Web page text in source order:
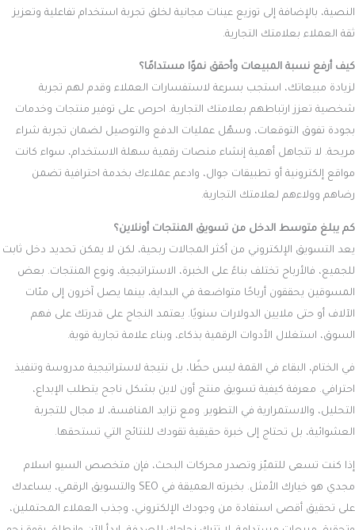
النصية، بالإضافة إلى توزيع عينات مجانية لخلق تجربة استخدام تفاعلية وتعزيز
ثقة العملاء بعلامتك التجارية.
كيف أرفع نسبة المبيعات وأحقق نموًا مستدامًا؟
لزيادة مبيعاتك، استجب بسرعة لاستفسارات العملاء وقدم لهم تجربة
شخصية تعزز ارتباطهم بعلامتك التجارية. احرص على توفير منتجات وخدمات
بجودة تفوق التوقعات، وسهّل عمليات الدفع والتوصيل لضمان تجربة شراء
مريحة. لا تتجاهل أهمية إنشاء منصات رقمية سهلة الاستخدام، سواء كانت
مواقع إلكترونية أو تطبيقات جوال، وادعم عملاءك بخدمة احترافية تضمن
رضاهم وولاءهم لعلامتك التجارية.
كم يبلغ متوسط الدخل من تسويق المنتجات أونلاين؟
يعد التسويق الإلكتروني من أكثر المجالات ربحية، لكن لا يمكن تحديد دخل ثابت
للجميع، فالأرباح تختلف بناءً على الخبرة، الاستراتيجية، ونوع المنتجات. بعض
المسوقين يحققون أرباحًا متواضعة في البداية، بينما يصل آخرون إلى مئات
الآلاف أو حتى ملايين الدولارات سنويًا. يعتمد النجاح على قدرتك على فهم
السوق، استغلال الأدوات الرقمية بذكاء، وبناء علامة تجارية قوية.
في الختام، البقاء في القمة ليس حظًا، بل نتيجة لاستراتيجية مدروسة وتنفيذ
احترافي. معرفة كيفية تسويق منتج أون لاين بشكل ناجح يتطلب الإبداع،
التحليل، والاستمرارية في التطوير. ومع تزايد المنافسة، لا مجال للتجربة
العشوائية، بل تحتاج إلى خبرة حقيقية تقودك للنتائج التي تستحقها.
إذا كنت تسعى للتميّز وتصدر محركات البحث، فإن متخصص السيو اسلام
مجدي هو خيارك الأمثل. بخبرته العميقة في SEO والتسويق الرقمي، يساعدك
على تحقيق أقصى استفادة من وجودك الإلكتروني، وجذب العملاء المحتملين،